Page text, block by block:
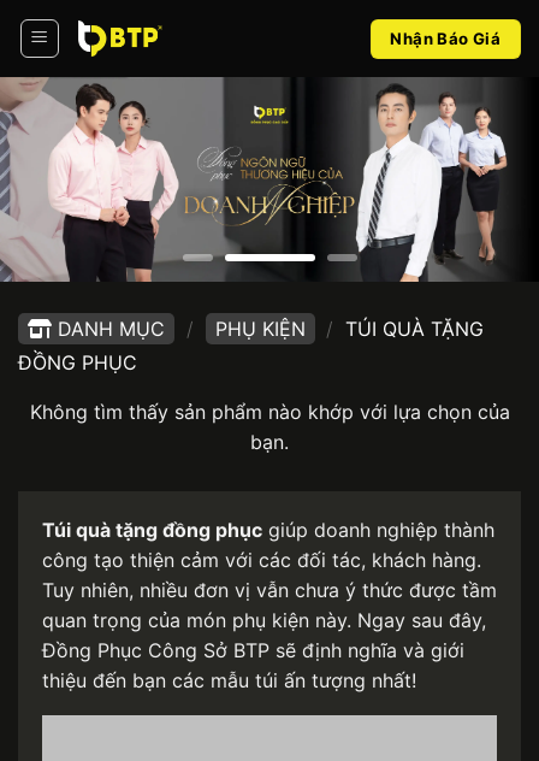
qua
nội
dung
Nhận Báo Giá
DANH MỤC / PHỤ KIỆN / TÚI QUÀ TẶNG
ĐỒNG PHỤC
Không tìm thấy sản phẩm nào khớp với lựa chọn của
bạn.
Túi quà tặng đồng phục giúp doanh nghiệp thành
công tạo thiện cảm với các đối tác, khách hàng.
Tuy nhiên, nhiều đơn vị vẫn chưa ý thức được tầm
quan trọng của món phụ kiện này. Ngay sau đây,
Đồng Phục Công Sở BTP sẽ định nghĩa và giới
thiệu đến bạn các mẫu túi ấn tượng nhất!